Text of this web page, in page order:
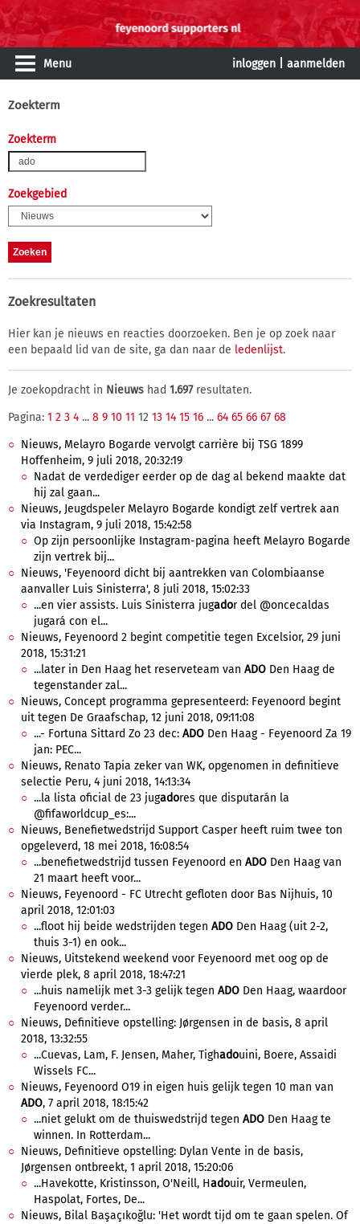
Menu inloggen aanmelden
Zoekterm
Zoekterm
Zoekgebied
Zoekresultaten
Hier kan je nieuws en reacties doorzoeken. Ben je op zoek naar
een bepaald lid van de site, ga dan naar de ledenlijst.
Je zoekopdracht in Nieuws had 1.697resultaten.
Pagina: 1 2 3 4 ... 8 9 10 11 12 13 14 15 16 ... 64 65 66 67 68
Nieuws, Melayro Bogarde vervolgt carrière bij TSG 1899
Hoffenheim, 9 juli 2018, 20:32:19
Nadat de verdediger eerder op de dag al bekend maakte dat
hij zal gaan...
Nieuws, Jeugdspeler Melayro Bogarde kondigt zelf vertrek aan
via Instagram, 9 juli 2018, 15:42:58
Op zijn persoonlijke Instagram-pagina heeft Melayro Bogarde
zijn vertrek bij...
Nieuws, 'Feyenoord dicht bij aantrekken van Colombiaanse
aanvaller Luis Sinisterra', 8 juli 2018, 15:02:33
...en vier assists. Luis Sinisterra jugador del @oncecaldas
jugará con el...
Nieuws, Feyenoord 2 begint competitie tegen Excelsior, 29 juni
2018, 15:31:21
...later in Den Haag het reserveteam van ADO Den Haag de
tegenstander zal...
Nieuws, Concept programma gepresenteerd: Feyenoord begint
uit tegen De Graafschap, 12 juni 2018, 09:11:08
...- Fortuna Sittard Zo 23 dec: ADO Den Haag - Feyenoord Za 19
jan: PEC...
Nieuws, Renato Tapia zeker van WK, opgenomen in definitieve
selectie Peru, 4 juni 2018, 14:13:34
...la lista oficial de 23 jugadores que disputarán la
@fifaworldcup_es:...
Nieuws, Benefietwedstrijd Support Casper heeft ruim twee ton
opgeleverd, 18 mei 2018, 16:08:54
...benefietwedstrijd tussen Feyenoord en ADO Den Haag van
21 maart heeft voor...
Nieuws, Feyenoord - FC Utrecht gefloten door Bas Nijhuis, 10
april 2018, 12:01:03
...floot hij beide wedstrijden tegen ADO Den Haag (uit 2-2,
thuis 3-1) en ook...
Nieuws, Uitstekend weekend voor Feyenoord met oog op de
vierde plek, 8 april 2018, 18:47:21
...huis namelijk met 3-3 gelijk tegen ADO Den Haag, waardoor
Feyenoord verder...
Nieuws, Definitieve opstelling: Jørgensen in de basis, 8 april
2018, 13:32:55
...Cuevas, Lam, F. Jensen, Maher, Tighadouini, Boere, Assaidi
Wissels FC...
Nieuws, Feyenoord O19 in eigen huis gelijk tegen 10 man van
ADO, 7 april 2018, 18:15:42
...niet gelukt om de thuiswedstrijd tegen ADO Den Haag te
winnen. In Rotterdam...
Nieuws, Definitieve opstelling: Dylan Vente in de basis,
Jørgensen ontbreekt, 1 april 2018, 15:20:06
...Havekotte, Kristinsson, O'Neill, Hadouir, Vermeulen,
Haspolat, Fortes, De...
Nieuws, Bilal Başaçıkoğlu: 'Het wordt tijd om te gaan spelen. Of